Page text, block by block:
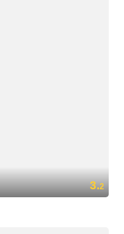
3.2